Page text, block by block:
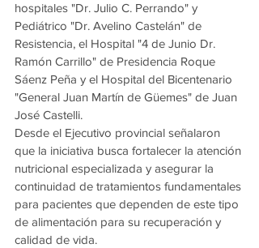
hospitales "Dr. Julio C. Perrando" y
Pediátrico "Dr. Avelino Castelán" de
Resistencia, el Hospital "4 de Junio Dr.
Ramón Carrillo" de Presidencia Roque
Sáenz Peña y el Hospital del Bicentenario
"General Juan Martín de Güemes" de Juan
José Castelli.
Desde el Ejecutivo provincial señalaron
que la iniciativa busca fortalecer la atención
nutricional especializada y asegurar la
continuidad de tratamientos fundamentales
para pacientes que dependen de este tipo
de alimentación para su recuperación y
calidad de vida.